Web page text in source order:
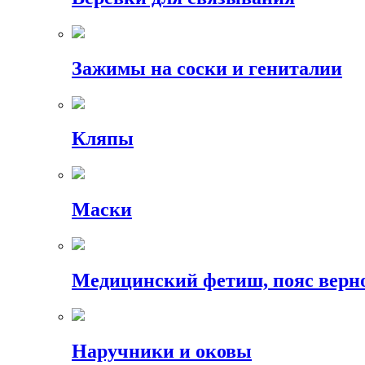
Зажимы на соски и гениталии
Кляпы
Маски
Медицинский фетиш, пояс
Наручники и оковы